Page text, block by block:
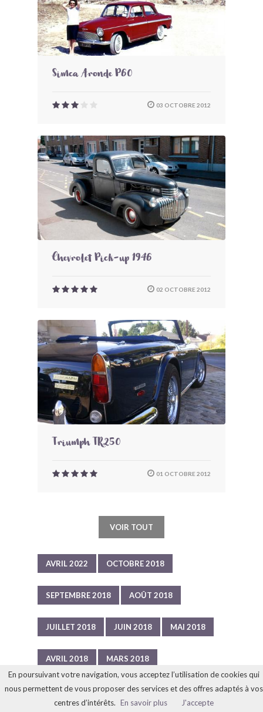
Simca Aronde P60
03 OCTOBRE 2012
Chevrolet Pick-up 1946
02 OCTOBRE 2012
Triumph TR250
01 OCTOBRE 2012
VOIR TOUT
AVRIL 2022 OCTOBRE 2018
SEPTEMBRE 2018 AOÛT 2018
JUILLET 2018 JUIN 2018 MAI 2018
AVRIL 2018 MARS 2018
FÉVRIER 2018 JANVIER 2018
En poursuivant votre navigation, vous acceptez l’utilisation de cookies qui
nous permettent de vous proposer des services et des offres adaptés à vos
centres d’intérêts. En savoir plus J'accepte